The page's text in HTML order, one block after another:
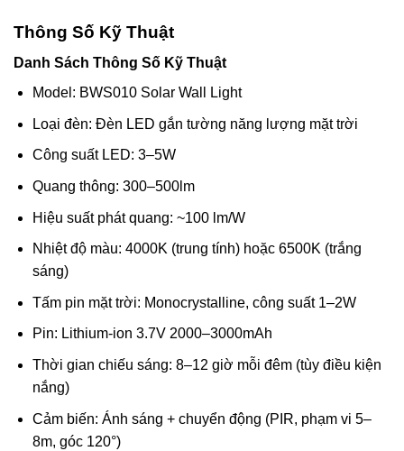
Thông Số Kỹ Thuật
Danh Sách Thông Số Kỹ Thuật
Model: BWS010 Solar Wall Light
Loại đèn: Đèn LED gắn tường năng lượng mặt trời
Công suất LED: 3–5W
Quang thông: 300–500lm
Hiệu suất phát quang: ~100 lm/W
Nhiệt độ màu: 4000K (trung tính) hoặc 6500K (trắng
sáng)
Tấm pin mặt trời: Monocrystalline, công suất 1–2W
Pin: Lithium-ion 3.7V 2000–3000mAh
Thời gian chiếu sáng: 8–12 giờ mỗi đêm (tùy điều kiện
nắng)
Cảm biến: Ánh sáng + chuyển động (PIR, phạm vi 5–
8m, góc 120°)